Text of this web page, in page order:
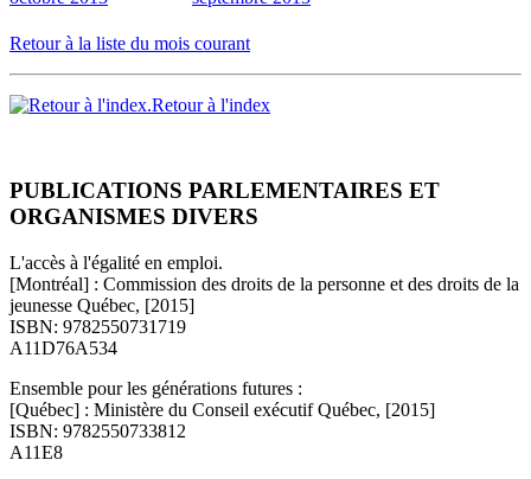
Retour à la liste du mois courant
Retour à l'index
PUBLICATIONS PARLEMENTAIRES ET
ORGANISMES DIVERS
L'accès à l'égalité en emploi.
[Montréal] : Commission des droits de la personne et des droits de la
jeunesse Québec, [2015]
ISBN: 9782550731719
A11D76A534
Ensemble pour les générations futures :
[Québec] : Ministère du Conseil exécutif Québec, [2015]
ISBN: 9782550733812
A11E8